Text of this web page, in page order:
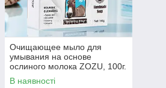
Очищающее мыло для
умывания на основе
ослиного молока ZOZU, 100г.
В наявності